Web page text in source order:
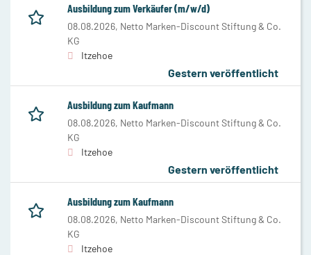
Ausbildung zum Verkäufer (m/w/d)
08.08.2026, Netto Marken-Discount Stiftung & Co.
KG
Itzehoe
Gestern veröffentlicht
Ausbildung zum Kaufmann
08.08.2026, Netto Marken-Discount Stiftung & Co.
KG
Itzehoe
Gestern veröffentlicht
Ausbildung zum Kaufmann
08.08.2026, Netto Marken-Discount Stiftung & Co.
KG
Itzehoe